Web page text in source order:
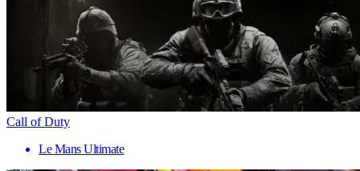
Call of Duty
Le Mans Ultimate